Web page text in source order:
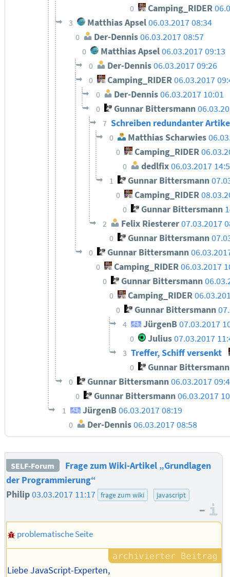
0 Camping_RIDER
3 Matthias Apsel 06.03.2017 08:34
0 Der-Dennis06.03.2017 08:57
0 Matthias Apsel06.03.2017 09:13
0 Der-Dennis06.03.2017 09:26
0 Camping_RIDER06.03.2017
0 Der-Dennis06.03.2017 10:01
0 Gunnar Bittersmann
7 Schreiben redundanter
0 Matthias Scharwies
0 Camping_RIDER
0 dedlfix06.03.2017
1 Gunnar Bittersmann
0 Camping_RIDER
0 Gunnar Bittersmann
2 Felix Riesterer 07.03.2017
0 Gunnar Bittersmann
0 Gunnar Bittersmann
0 Camping_RIDER06.03.2017
0 Gunnar Bittersmann
0 Camping_RIDER
0 Gunnar Bittersmann
4 JürgenB07.03.2017
0 Julius07.03.2017
3 Treffer, Schiff versenkt
0 Gunnar Bittersmann
0 Gunnar Bittersmann 06.03.2017
0 Gunnar Bittersmann06.03.2017
1 JürgenB 06.03.2017 08:19
0 Der-Dennis 06.03.2017 08:58
SELF-Forum
Frage zum Wiki-Artikel „Grundlagen
der Programmierung“
Philip03.03.2017 11:17 frage zum wiki javascript
–
problematische Seite
Liebe JavaScript-Experten,